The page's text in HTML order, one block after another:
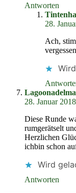
Antworten
28.
Ach,
28. Januar
Diese Runde
rumgerätselt
Herzlichen
ichbin schon
Wird
Antworten